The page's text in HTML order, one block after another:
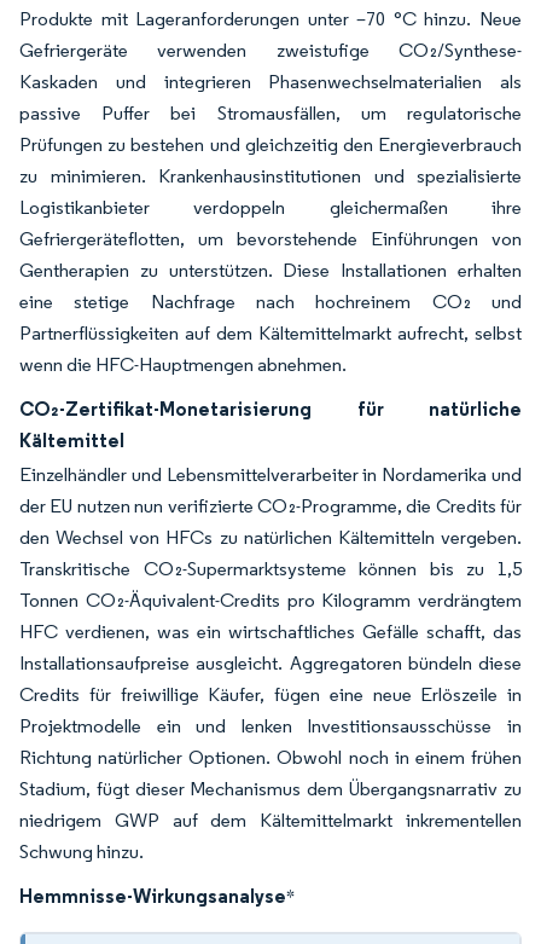
Produkte mit Lageranforderungen unter –70 °C hinzu. Neue
Gefriergeräte verwenden zweistufige CO₂/Synthese-
Kaskaden und integrieren Phasenwechselmaterialien als
passive Puffer bei Stromausfällen, um regulatorische
Prüfungen zu bestehen und gleichzeitig den Energieverbrauch
zu minimieren. Krankenhausinstitutionen und spezialisierte
Logistikanbieter verdoppeln gleichermaßen ihre
Gefriergeräteflotten, um bevorstehende Einführungen von
Gentherapien zu unterstützen. Diese Installationen erhalten
eine stetige Nachfrage nach hochreinem CO₂ und
Partnerflüssigkeiten auf dem Kältemittelmarkt aufrecht, selbst
wenn die HFC-Hauptmengen abnehmen.
CO₂-Zertifikat-Monetarisierung für natürliche
Kältemittel
Einzelhändler und Lebensmittelverarbeiter in Nordamerika und
der EU nutzen nun verifizierte CO₂-Programme, die Credits für
den Wechsel von HFCs zu natürlichen Kältemitteln vergeben.
Transkritische CO₂-Supermarktsysteme können bis zu 1,5
Tonnen CO₂-Äquivalent-Credits pro Kilogramm verdrängtem
HFC verdienen, was ein wirtschaftliches Gefälle schafft, das
Installationsaufpreise ausgleicht. Aggregatoren bündeln diese
Credits für freiwillige Käufer, fügen eine neue Erlöszeile in
Projektmodelle ein und lenken Investitionsausschüsse in
Richtung natürlicher Optionen. Obwohl noch in einem frühen
Stadium, fügt dieser Mechanismus dem Übergangsnarrativ zu
niedrigem GWP auf dem Kältemittelmarkt inkrementellen
Schwung hinzu.
Hemmnisse-Wirkungsanalyse*